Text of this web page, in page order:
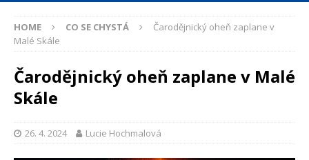
HOME CO SE CHYSTÁ
Čarodějnický oheň zaplane v
Malé Skále
Čarodějnický oheň zaplane v Malé
Skále
26. 4. 2024 Lucie Hochmalová